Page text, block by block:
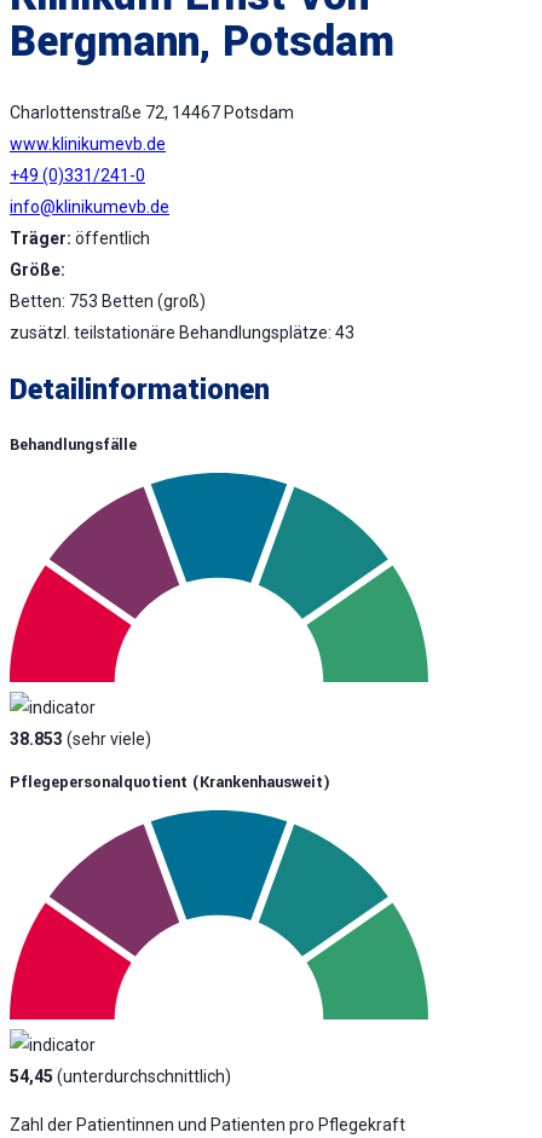
Bergmann, Potsdam
Charlottenstraße 72, 14467 Potsdam
www.klinikumevb.de
+49 (0)331/241-0
info@klinikumevb.de
Träger: öffentlich
Größe:
Betten: 753 Betten (groß)
zusätzl. teilstationäre Behandlungsplätze: 43
Detailinformationen
Behandlungsfälle
38.853 (sehr viele)
Pflegepersonalquotient (krankenhausweit)
54,45 (unterdurchschnittlich)
Zahl der Patientinnen und Patienten pro Pflegekraft